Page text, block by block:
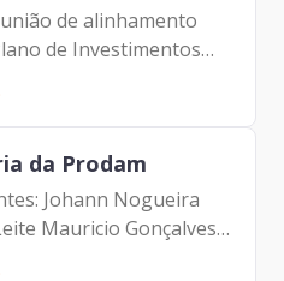
de alinhamento
de Investimentos
Alexandre
Dantas Jorge
da Prodam
Johann Nogueira
Mauricio Gonçalves
de Paula Albuquerque